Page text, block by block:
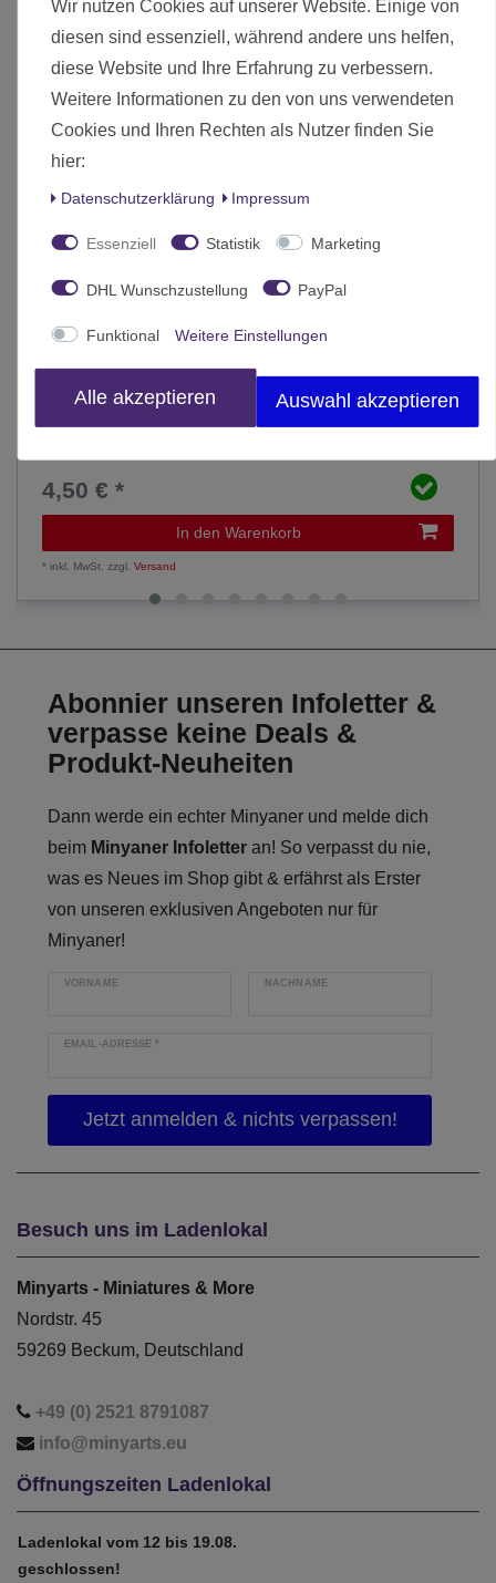
4,50 € *
In den Warenkorb
*inkl. MwSt. zzgl.Versand
Abonnier unseren Infoletter &
verpasse keine Deals &
Produkt-Neuheiten
Dann werde ein echter Minyaner und melde dich
beim Minyaner Infoletter an! So verpasst du nie,
was es Neues im Shop gibt & erfährst als Erster
von unseren exklusiven Angeboten nur für
Minyaner!
VORNAME NACHNAME
EMAIL-ADRESSE*
Besuch uns im Ladenlokal
Minyarts - Miniatures & More
Nordstr. 45
59269 Beckum, Deutschland
+49 (0) 2521 8791087
info@minyarts.eu
Öffnungszeiten Ladenlokal
Ladenlokal vom 12 bis 19.08.
geschlossen!
Wir nutzen Cookies auf unserer Website. Einige von
diesen sind essenziell, während andere uns helfen,
diese Website und Ihre Erfahrung zu verbessern.
Weitere Informationen zu den von uns verwendeten
Cookies und Ihren Rechten als Nutzer finden Sie
hier:
Daten­schutz­erklärung Impressum
Essenziell Statistik Marketing
DHL Wunschzustellung PayPal
Funktional Weitere Einstellungen
Alle akzeptieren Auswahl akzeptieren